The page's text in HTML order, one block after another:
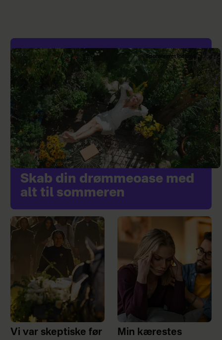
Sponsoreret indhold
Skab din drømmeoase med
alt til sommeren
Vi var skeptiske før
Min kærestes